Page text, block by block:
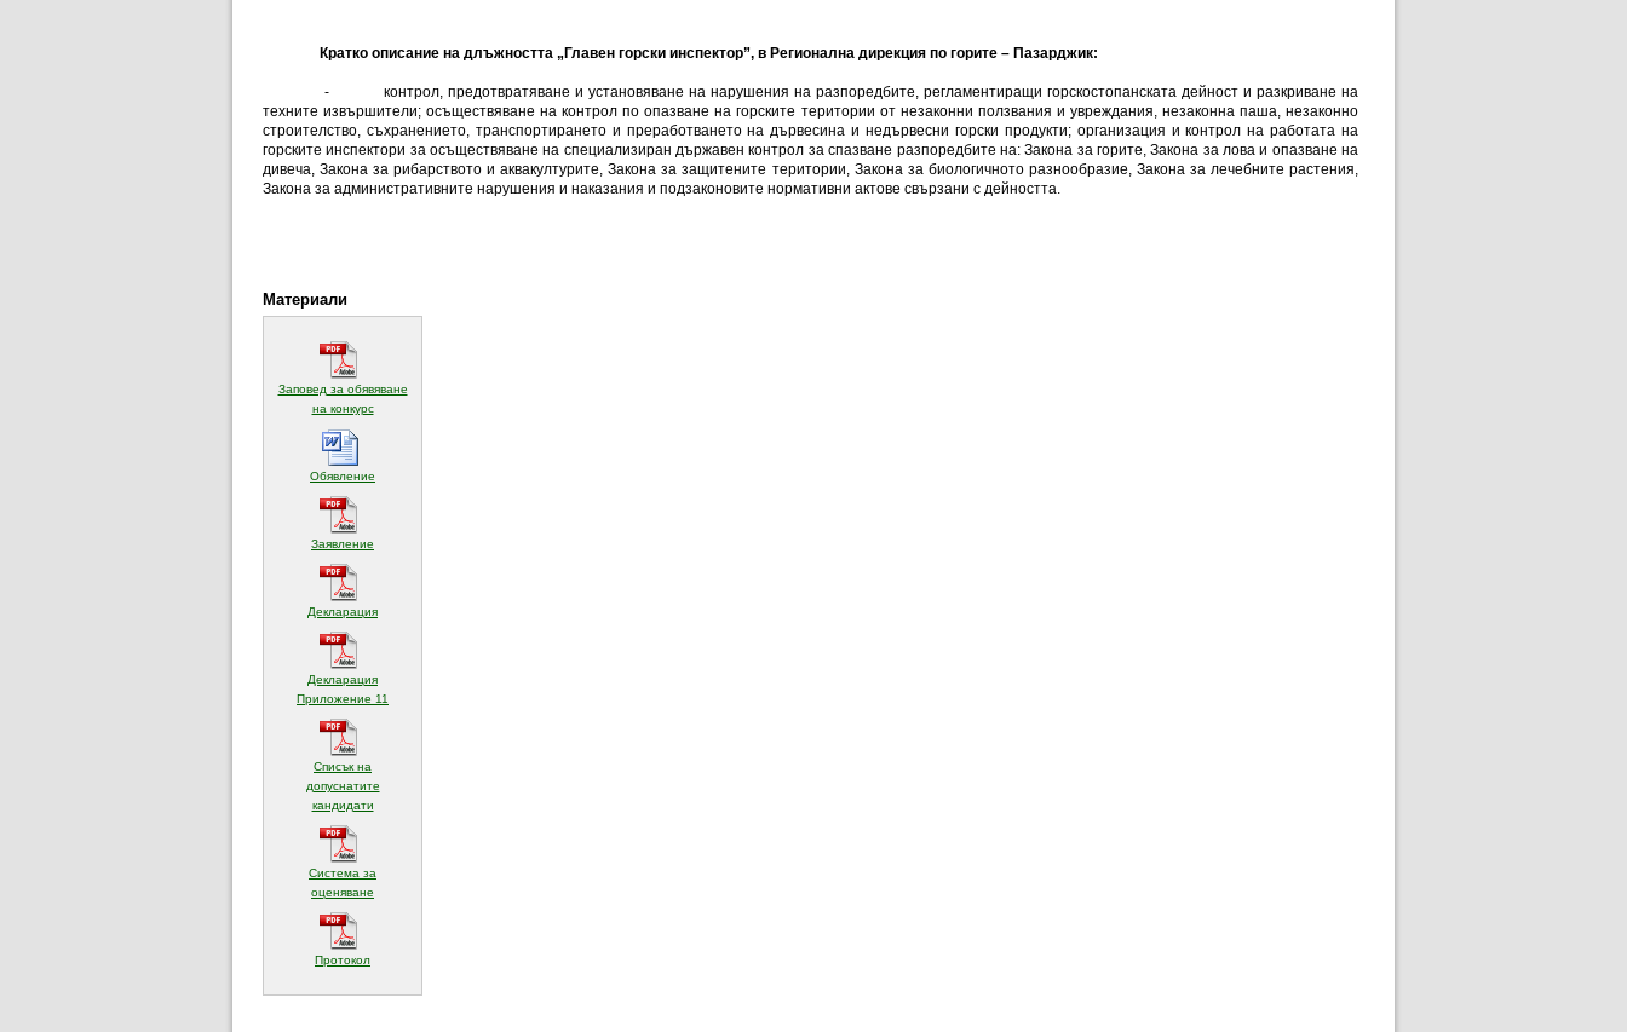
Кратко описание на длъжността „Главен горски инспектор”,в Регионална дирекция по горите – Пазарджик:
-
контрол, предотвратяване и установяване на нарушения на разпоредбите, регламентиращи горскостопанската дейност и разкриване на
техните извършители; осъществяване на контрол по опазване на горските територии от незаконни ползвания и увреждания, незаконна паша, незаконно
строителство, съхранението, транспортирането и преработването на дървесина и недървесни горски продукти; организация и контрол на работата на
горските инспектори за осъществяване на специализиран държавен контрол за спазване разпоредбите на: Закона за горите, Закона за лова и опазване на
дивеча, Закона за рибарството и аквакултурите, Закона за защитените територии, Закона за биологичното разнообразие, Закона за лечебните растения,
Закона за административните нарушения и наказания и подзаконовите нормативни актове свързани с дейността.
Материали
Заповед за обявяване
на конкурс(отваря се в нов прозорец)
Обявление
Заявление
Декларация(отваря се в нов прозорец)
Декларация
Приложение 11
Списък на
допуснатите
кандидати(отваря се в нов прозорец)
Система за
оценяване
Протокол(отваря се в нов прозорец)